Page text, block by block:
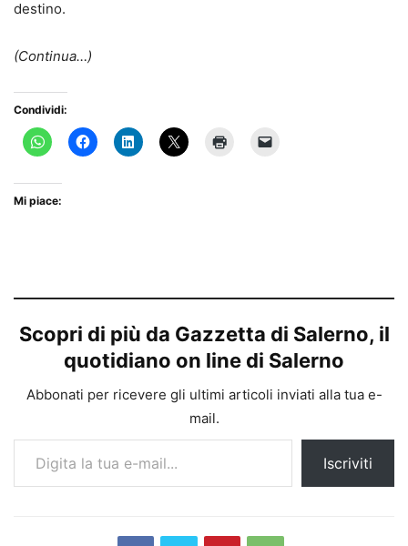
destino.
(Continua…)
Condividi:
Mi piace:
Scopri di più da Gazzetta di Salerno, il
quotidiano on line di Salerno
Abbonati per ricevere gli ultimi articoli inviati alla tua e-
mail.
Digita la tua e-mail...
Iscriviti